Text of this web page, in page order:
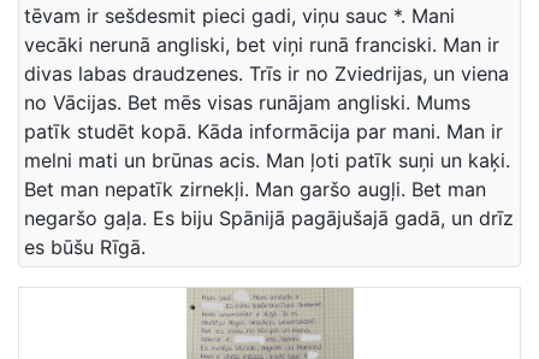
tēvam ir sešdesmit pieci gadi, viņu sauc *. Mani
vecāki nerunā angliski, bet viņi runā franciski. Man ir
divas labas draudzenes. Trīs ir no Zviedrijas, un viena
no Vācijas. Bet mēs visas runājam angliski. Mums
patīk studēt kopā. Kāda informācija par mani. Man ir
melni mati un brūnas acis. Man ļoti patīk suņi un kaķi.
Bet man nepatīk zirnekļi. Man garšo augļi. Bet man
negaršo gaļa. Es biju Spānijā pagājušajā gadā, un drīz
es būšu Rīgā.